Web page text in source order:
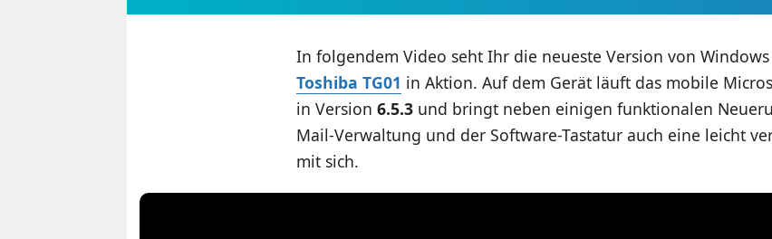
In folgendem Video seht Ihr die neueste Version von
Toshiba TG01 in Aktion. Auf dem Gerät läuft das mobile
in Version 6.5.3und bringt neben einigen funktionalen
Mail-Verwaltung und der Software-Tastatur auch eine leicht
mit sich.